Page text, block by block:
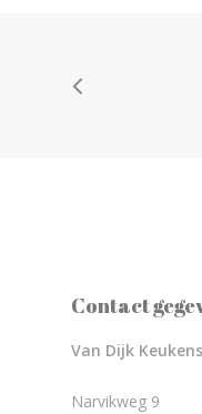
Contact
Van Dijk
Narvikweg 9